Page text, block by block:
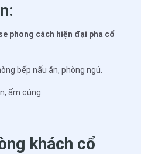
phong cách hiện đại pha cổ
bếp nấu ăn, phòng ngủ.
ấm cúng.
khách cổ